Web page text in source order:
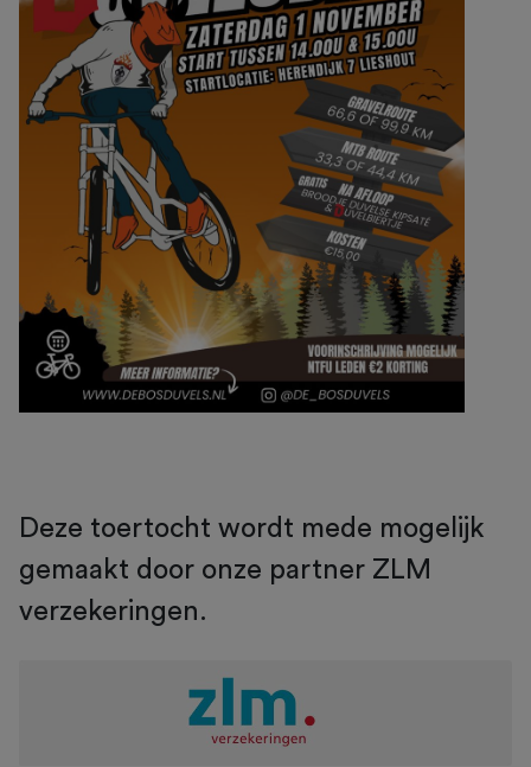
Deze toertocht wordt mede mogelijk
gemaakt door onze partner ZLM
verzekeringen.